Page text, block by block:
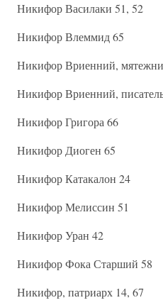
Никифор Василаки 51, 52
Никифор Влеммид 65
Никифор Вриенний,
Никифор Вриенний,
Никифор Григора 66
Никифор Диоген 65
Никифор Катакалон 24
Никифор Мелиссин 51
Никифор Уран 42
Никифор Фока Старший 58
Никифор, патриарх 14, 67